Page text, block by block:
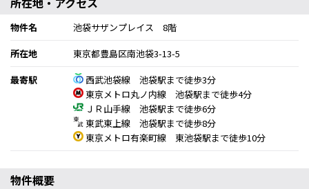
物件名
池袋サザンプレイス 8階
所在地
東京都豊島区南池袋3-13-5
最寄駅
西武池袋線 池袋駅まで徒歩3分
東京メトロ丸ノ内線 池袋駅まで徒歩4分
ＪＲ山手線 池袋駅まで徒歩6分
東武東上線 池袋駅まで徒歩8分
東京メトロ有楽町線 東池袋駅まで徒歩10分
物件概要